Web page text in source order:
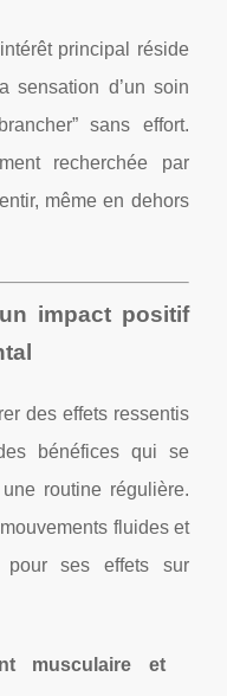
principal réside
sensation d’un soin
sans effort.
recherchée par
même en dehors
impact positif
des effets ressentis
bénéfices qui se
une routine régulière.
fluides et
pour ses effets sur
musculaire et